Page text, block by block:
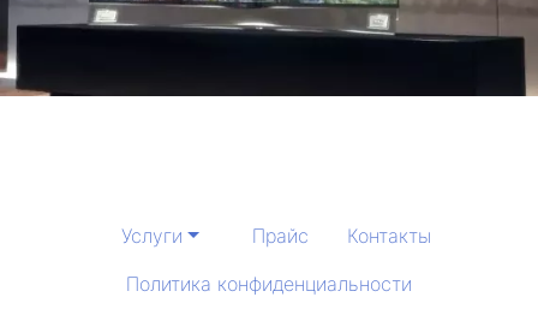
Услуги Прайс
Контакты
Политика конфиденциальности